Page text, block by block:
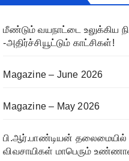
மீண்டும் வயநாட்டை உலுக்கிய
-அதிர்ச்சியூட்டும் காட்சிகள்!
Magazine – June 2026
Magazine – May 2026
பி.ஆர்.பாண்டியன்
விவசாயிகள் மாபெரும்